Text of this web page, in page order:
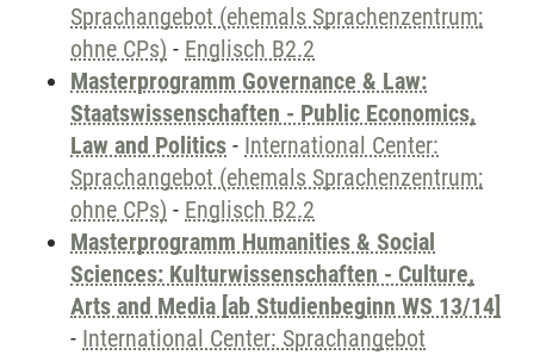
Sprachangebot (ehemals Sprachenzentrum;
ohne CPs) - Englisch B2.2
Masterprogramm Governance & Law:
Staatswissenschaften - Public Economics,
Law and Politics - International Center:
Sprachangebot (ehemals Sprachenzentrum;
ohne CPs) - Englisch B2.2
Masterprogramm Humanities & Social
Sciences: Kulturwissenschaften - Culture,
Arts and Media [ab Studienbeginn WS 13/14]
- International Center: Sprachangebot